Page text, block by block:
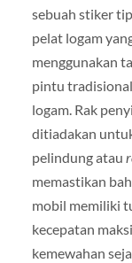
sebuah stiker
pelat logam
menggunakan
pintu
logam. Rak
ditiadakan
pelindung atau
memastikan
mobil memiliki
kecepatan
kemewahan